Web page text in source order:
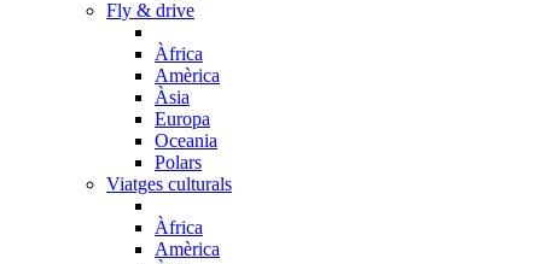
Fly & drive
Àfrica
Amèrica
Àsia
Europa
Oceania
Polars
Viatges culturals
Àfrica
Amèrica